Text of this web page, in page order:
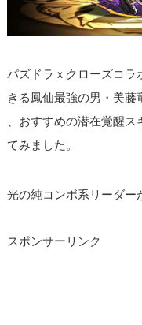
パズドラｘクローズコラ
きる鳳仙最強の男・美
、おすすめの潜在覚醒
てみました。
光の純コンボ系リーダー
スポンサーリンク